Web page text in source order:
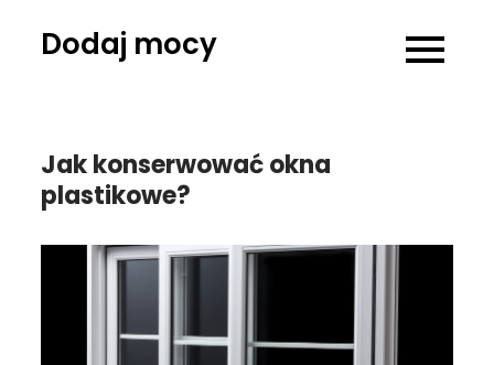
Dodaj mocy
Jak konserwować okna
plastikowe?